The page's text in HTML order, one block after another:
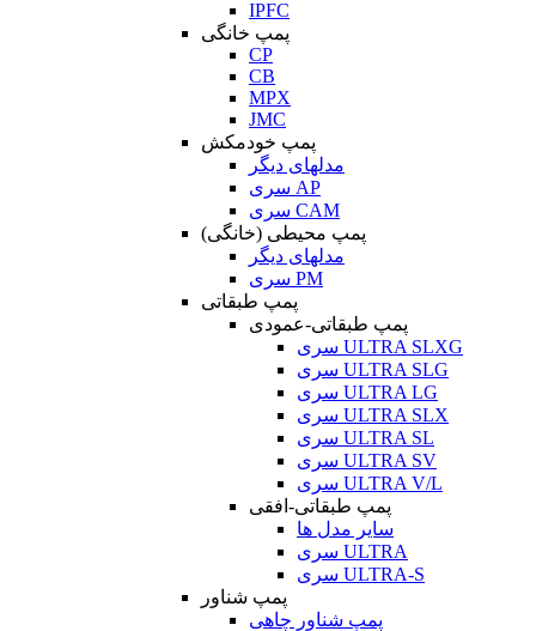
IPFC
پمپ خانگی
CP
CB
MPX
JMC
پمپ خودمکش
مدلهای دیگر
سری AP
سری CAM
پمپ محیطی (خانگی)
مدلهای دیگر
سری PM
پمپ طبقاتی
پمپ طبقاتی-عمودی
سری ULTRA SLXG
سری ULTRA SLG
سری ULTRA LG
سری ULTRA SLX
سری ULTRA SL
سری ULTRA SV
سری ULTRA V/L
پمپ طبقاتی-افقی
سایر مدل ها
سری ULTRA
سری ULTRA-S
پمپ شناور
پمپ شناور چاهی